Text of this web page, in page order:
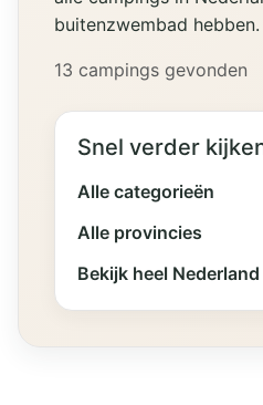
buitenzwembad hebben.
13 campings gevonden
Snel verder
Alle categorieën
Alle provincies
Bekijk heel Nederland